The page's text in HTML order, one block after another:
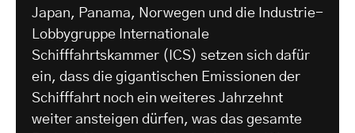
Japan, Panama, Norwegen und die Industrie-
Lobbygruppe Internationale
Schifffahrtskammer (ICS) setzen sich dafür
ein, dass die gigantischen Emissionen der
Schifffahrt noch ein weiteres Jahrzehnt
weiter ansteigen dürfen, was das gesamte